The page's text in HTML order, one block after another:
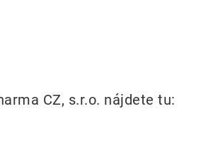
CZ, s.r.o. nájdete tu: